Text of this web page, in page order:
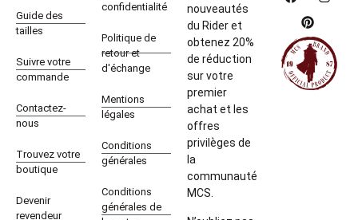
Guide des
tailles
Suivre votre
commande
Contactez-
nous
Trouvez votre
boutique
Devenir
revendeur
confidentialité
Politique de
retour et
d'échange
Mentions
légales
Conditions
générales
Conditions
générales de
nouveautés
du Rider et
obtenez 20%
de réduction
sur votre
premier
achat et les
offres
privilèges de
la
communauté
MCS.